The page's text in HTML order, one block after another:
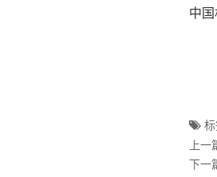
中
标
上一
下一